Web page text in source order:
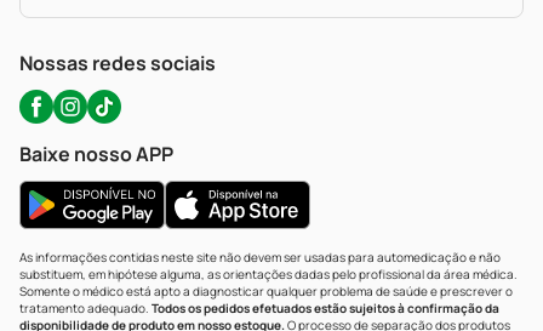
WhatsApp (47) 9202-1687
Nossas redes sociais
Baixe nosso APP
As informações contidas neste site não devem ser usadas para automedicação e não
substituem, em hipótese alguma, as orientações dadas pelo profissional da área médica.
Somente o médico está apto a diagnosticar qualquer problema de saúde e prescrever o
tratamento adequado. Todos os pedidos efetuados estão sujeitos à confirmação da
disponibilidade de produto em nosso estoque.O processo de separação dos produtos